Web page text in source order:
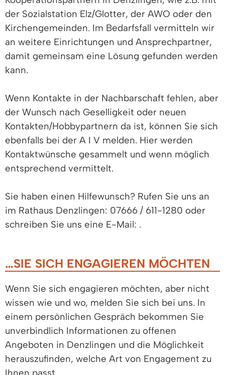
der Sozialstation Elz/Glotter, der AWO oder den
Kirchengemeinden. Im Bedarfsfall vermitteln wir
an weitere Einrichtungen und Ansprechpartner,
damit gemeinsam eine Lösung gefunden werden
kann.
Wenn Kontakte in der Nachbarschaft fehlen, aber
der Wunsch nach Geselligkeit oder neuen
Kontakten/Hobbypartnern da ist, können Sie sich
ebenfalls bei der A I V melden. Hier werden
Kontaktwünsche gesammelt und wenn möglich
entsprechend vermittelt.
Sie haben einen Hilfewunsch? Rufen Sie uns an
im Rathaus Denzlingen: 07666 / 611-1280 oder
schreiben Sie uns eine E-Mail: .
…SIE SICH ENGAGIEREN MÖCHTEN
Wenn Sie sich engagieren möchten, aber nicht
wissen wie und wo, melden Sie sich bei uns. In
einem persönlichen Gespräch bekommen Sie
unverbindlich Informationen zu offenen
Angeboten in Denzlingen und die Möglichkeit
herauszufinden, welche Art von Engagement zu